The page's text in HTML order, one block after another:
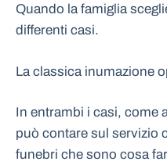
Quando la famiglia
differenti casi.
La classica inumazione
In entrambi i casi, come
può contare sul servizio
funebri che sono cosa